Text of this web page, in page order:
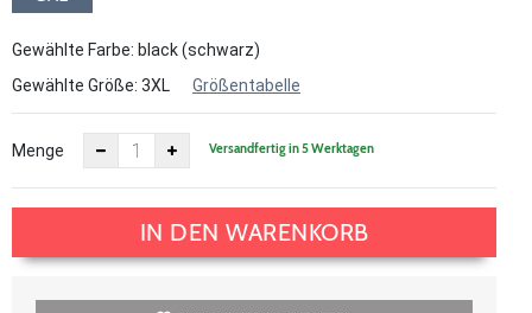
Gewählte Farbe: black (schwarz)
Gewählte Größe: 3XL Größentabelle
Menge Versandfertig in 5 Werktagen
IN DEN WARENKORB